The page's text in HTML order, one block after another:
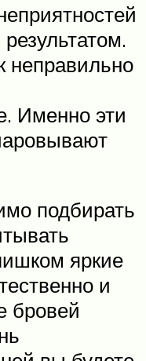
неправильно
Именно эти
подбирать
яркие
и
бровей